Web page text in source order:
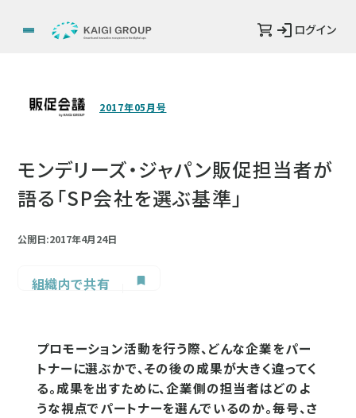
ログイン
2017年05月号
モンデリーズ・ジャパン販促担当者が
語る「SP会社を選ぶ基準」
公開日:2017年4月24日
組織内で共有
プロモーション活動を行う際、どんな企業をパー
トナーに選ぶかで、その後の成果が大きく違ってく
る。成果を出すために、企業側の担当者はどのよ
うな視点でパートナーを選んでいるのか。毎号、さ